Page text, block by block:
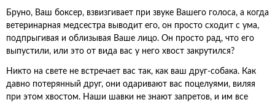
Бруно, Ваш боксер, взвизгивает при звуке Вашего голоса, а когда
ветеринарная медсестра выводит его, он просто сходит с ума,
подпрыгивая и облизывая Ваше лицо. Он просто рад, что его
выпустили, или это от вида вас у него хвост закрутился?
Никто на свете не встречает вас так, как ваш друг-собака. Как
давно потерянный друг, они одаривают вас поцелуями, виляя
при этом хвостом. Наши шавки не знают запретов, и им все